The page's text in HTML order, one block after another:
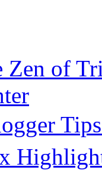
Zen of